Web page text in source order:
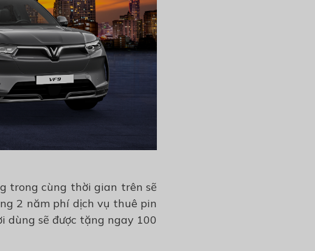
trong cùng thời gian trên sẽ
2 năm phí dịch vụ thuê pin
dùng sẽ được tặng ngay 100